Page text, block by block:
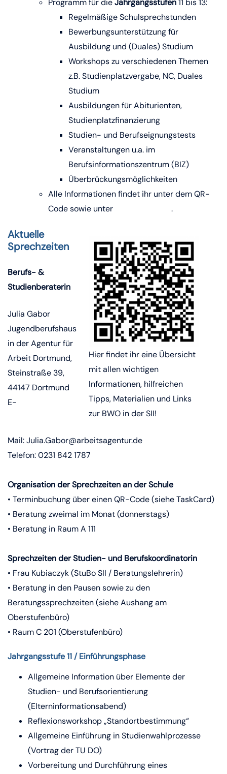
Programm für dieJahrgangsstufen11 bis 13:
Regelmäßige Schulsprechstunden
Bewerbungsunterstützung für
Ausbildung und (Duales) Studium
Workshops zu verschiedenen Themen
z.B. Studienplatzvergabe, NC, Duales
Studium
Ausbildungen für Abiturienten,
Studienplatzfinanzierung
Studien- und Berufseignungstests
Veranstaltungen u.a. im
Berufsinformationszentrum (BIZ)
Überbrückungsmöglichkeiten
Alle Informationen findet ihr unter dem QR-
Code sowie unter
.
Hier findet ihr eine Übersicht
mit allen wichtigen
Informationen, hilfreichen
Tipps, Materialien und Links
zur BWO in der SII!
Aktuelle
Sprechzeiten
Berufs- &
Studienberaterin
Julia Gabor
Jugendberufshaus
in der Agentur für
Arbeit Dortmund,
Steinstraße 39,
44147 Dortmund
E-
Mail: Julia.Gabor@arbeitsagentur.de
Telefon: 0231 842 1787
Organisation derSprechzeiten an der Schule
• Terminbuchung über einen QR-Code (siehe TaskCard)
• Beratung zweimal im Monat (donnerstags)
• Beratung in Raum A 111
Sprechzeiten der Studien- und Berufskoordinatorin
• Frau Kubiaczyk (StuBo SII / Beratungslehrerin)
• Beratung in den Pausen sowie zu den
Beratungssprechzeiten (siehe Aushang am
Oberstufenbüro)
• Raum C 201 (Oberstufenbüro)
Jahrgangsstufe 11 / Einführungsphase
Allgemeine Information über Elemente der
Studien- und Berufsorientierung
(Elterninformationsabend)
Reflexionsworkshop „Standortbestimmung“
Allgemeine Einführung in Studienwahlprozesse
(Vortrag der TU DO)
Vorbereitung und Durchführung eines